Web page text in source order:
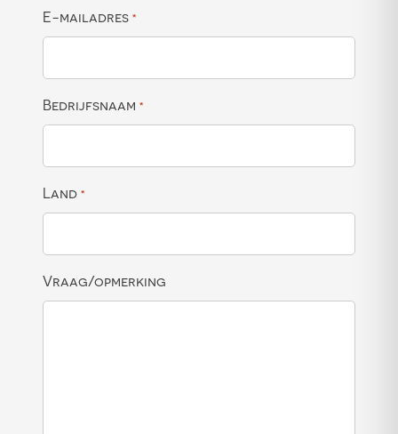
E-mailadres *
Bedrijfsnaam *
Land *
Vraag/opmerking